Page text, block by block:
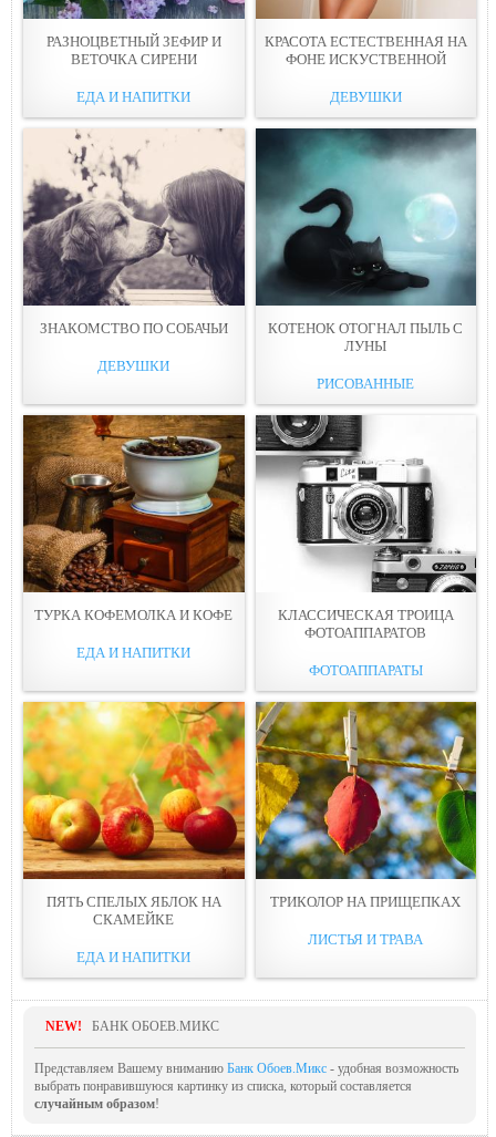
РАЗНОЦВЕТНЫЙ ЗЕФИР И
ВЕТОЧКА СИРЕНИ
ЕДА И НАПИТКИ
КРАСОТА ЕСТЕСТВЕННАЯ НА
ФОНЕ ИСКУСТВЕННОЙ
ДЕВУШКИ
ЗНАКОМСТВО ПО СОБАЧЬИ
ДЕВУШКИ
КОТЕНОК ОТОГНАЛ ПЫЛЬ С
ЛУНЫ
РИСОВАННЫЕ
ТУРКА КОФЕМОЛКА И КОФЕ
ЕДА И НАПИТКИ
КЛАССИЧЕСКАЯ ТРОИЦА
ФОТОАППАРАТОВ
ФОТОАППАРАТЫ
ПЯТЬ СПЕЛЫХ ЯБЛОК НА
СКАМЕЙКЕ
ЕДА И НАПИТКИ
ТРИКОЛОР НА ПРИЩЕПКАХ
ЛИСТЬЯ И ТРАВА
NEW! БАНК ОБОЕВ.МИКС
Представляем Вашему вниманию Банк Обоев.Микс - удобная возможность
выбрать понравившуюся картинку из списка, который составляется
случайным образом!